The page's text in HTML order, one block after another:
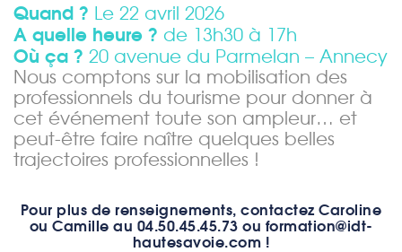
Quand ? Le 22 avril 2026
A quelle heure ? de 13h30 à 17h
Où ça ? 20 avenue du Parmelan – Annecy
Nous comptons sur la mobilisation des
professionnels du tourisme pour donner à
cet événement toute son ampleur… et
peut-être faire naître quelques belles
trajectoires professionnelles !
Pour plus de renseignements, contactez Caroline
ou Camille au 04.50.45.45.73 ou formation@idt-
hautesavoie.com !